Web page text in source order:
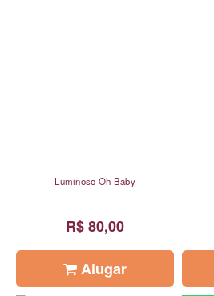
Luminoso Oh Baby
R$ 80,00
Alugar